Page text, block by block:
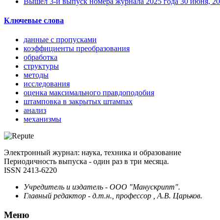
Ключевые слова
данные с пропусками
коэффициенты преобразования
обработка
структуры
методы
исследования
оценка максимального правдоподобия
штамповка в закрытых штампах
анализ
механизмы
Электронный журнал: наука, техника и образование
Периодичность выпуска - один раз в три месяца.
ISSN 2413-6220
Учредитель и издатель - ООО "Манускрипт".
Главный редактор - д.т.н., профессор , А.В. Царьков.
Меню